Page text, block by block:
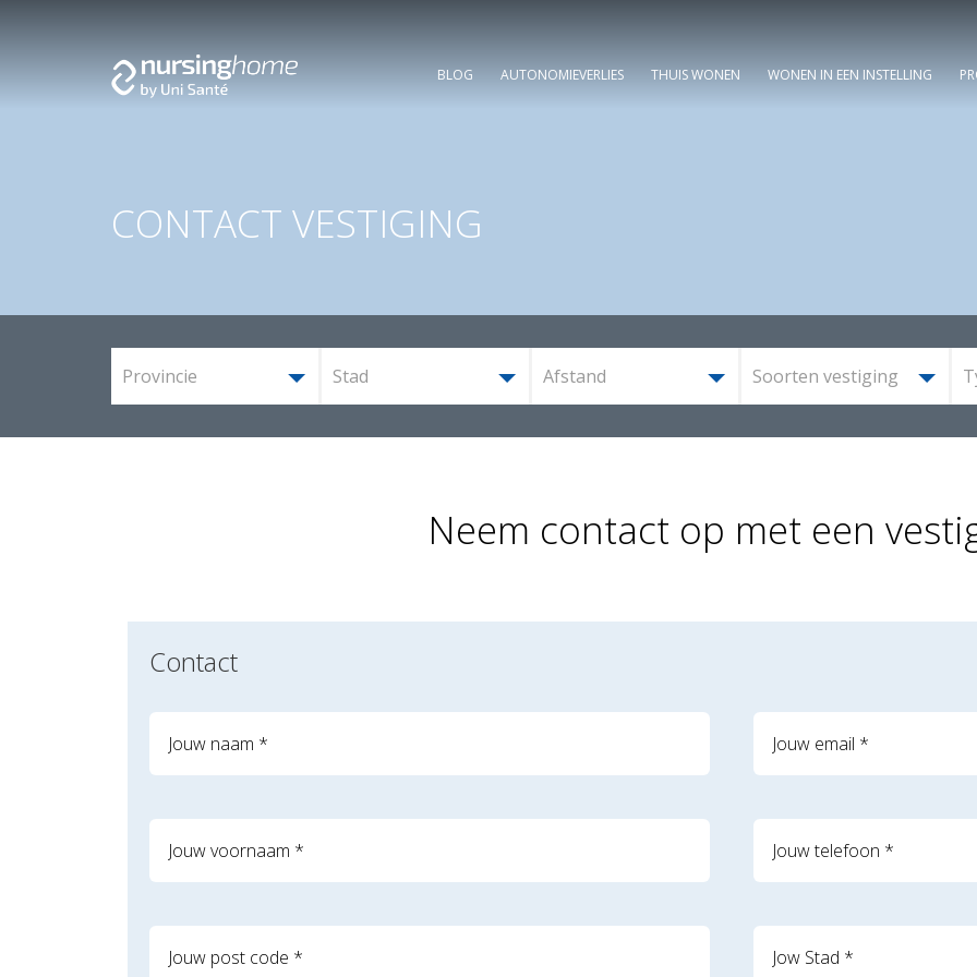
BLOG AUTONOMIEVERLIES THUIS WONEN WONEN IN EEN INSTELLING
CONTACT VESTIGING
Provincie Stad Afstand Soorten vestiging
Neem contact op met een
Contact